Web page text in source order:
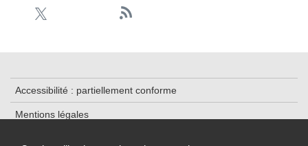
Accessibilité : partiellement conforme
Mentions légales